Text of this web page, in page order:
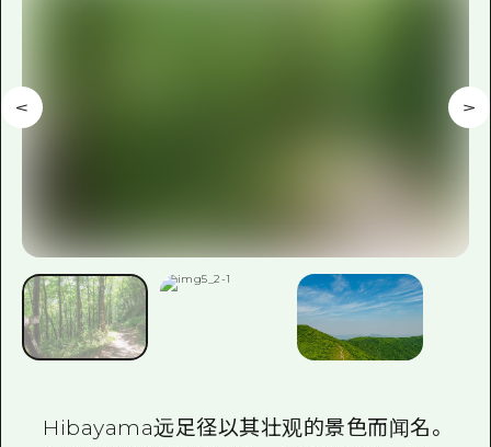
Hibayama远足径以其壮观的景色而闻名。